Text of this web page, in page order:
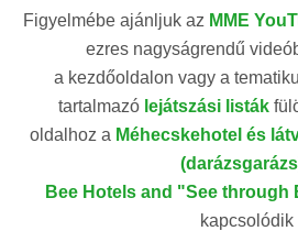
Figyelmébe ajánljuk az MME
ezres nagyságrendű
a kezdőoldalon vagy a
tartalmazó lejátszási listák
oldalhoz a Méhecskehotel és
Bee Hotels and "See through
kapcsolódik